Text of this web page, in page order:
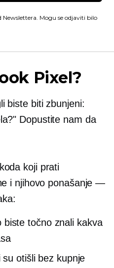
Mogu se odjaviti bilo
Pixel?
biste biti zbunjeni:
Dopustite nam da
koji prati
i njihovo ponašanje —
biste točno znali kakva
su otišli bez kupnje